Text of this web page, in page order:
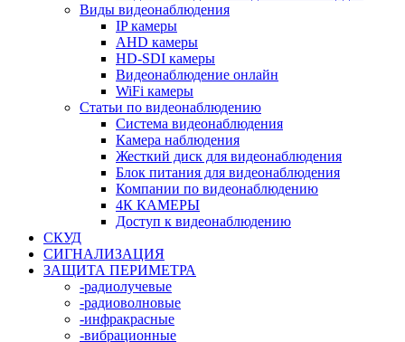
Виды видеонаблюдения
IP камеры
AHD камеры
HD-SDI камеры
Видеонаблюдение онлайн
WiFi камеры
Статьи по видеонаблюдению
Система видеонаблюдения
Камера наблюдения
Жесткий диск для видеонаблюдения
Блок питания для видеонаблюдения
Компании по видеонаблюдению
4К КАМЕРЫ
Доступ к видеонаблюдению
СКУД
СИГНАЛИЗАЦИЯ
ЗАЩИТА ПЕРИМЕТРА
-радиолучевые
-радиоволновые
-инфракрасные
-вибрационные